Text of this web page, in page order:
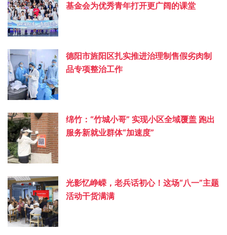
基金会为优秀青年打开更广阔的课堂
德阳市旌阳区扎实推进治理制售假劣肉制
品专项整治工作
绵竹：“竹城小哥” 实现小区全域覆盖 跑出
服务新就业群体“加速度”
光影忆峥嵘，老兵话初心！这场“八一”主题
活动干货满满